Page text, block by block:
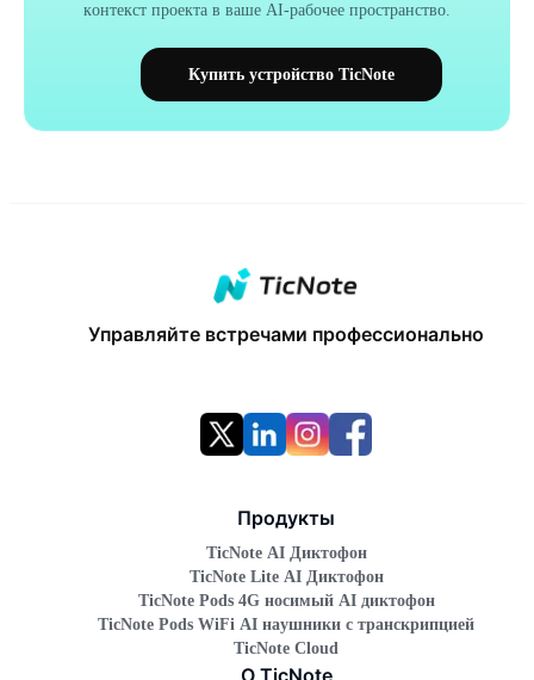
контекст проекта в ваше AI-рабочее пространство.
Купить устройство TicNote
Управляйте встречами профессионально
Продукты
TicNote AI Диктофон
TicNote Lite AI Диктофон
TicNote Pods 4G носимый AI диктофон
TicNote Pods WiFi AI наушники с транскрипцией
TicNote Cloud